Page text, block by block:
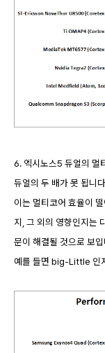
6. 엑시노스5 듀얼의 멀
듀얼의 두 배가 못 됩니
이는 멀티코어 효율이
지, 그 외의 영향인지는
문이 해결될 것으로 보
예를 들면 big-Little 인